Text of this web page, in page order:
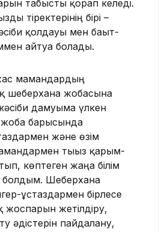
табысты қорғап келеді.
тіректерінің бірі –
қолдауы мен бағыт-
айтуға болады.
мамандардың
шеберхана жобасына
да­муыма үлкен
жоба барысында
және өзім
тығыз қарым-
көптеген жаңа білім
болдым. Шеберхана
ұстаздармен бірлесе
жоспарын жетілдіру,
әдістерін пайдалану,